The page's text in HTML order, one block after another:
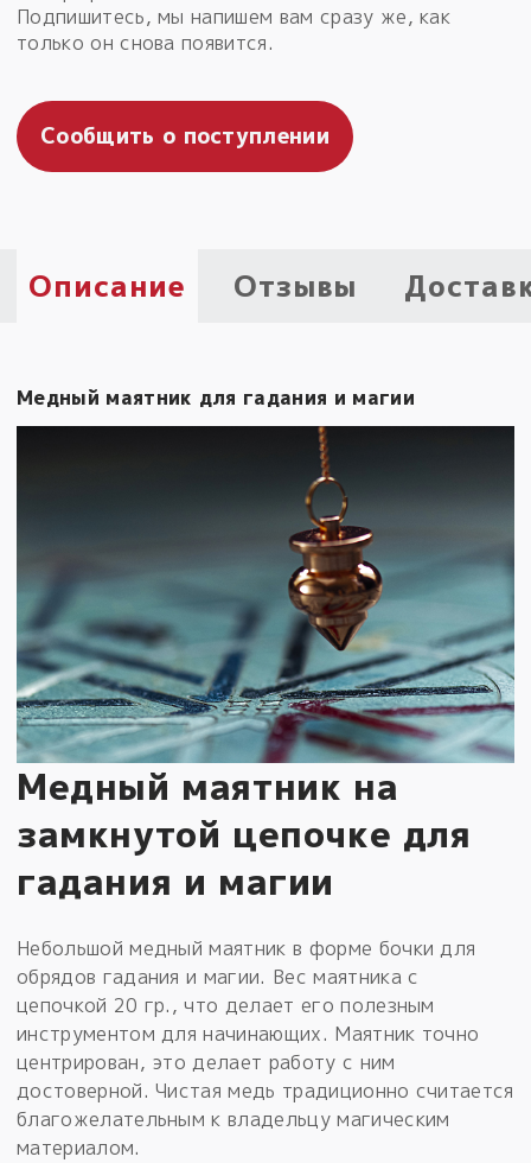
Пыльный сундучок
Товары со скидкой
Безоплатная доставка
на заказ от 4 тыс. руб. со скидкой
к заказу от 3 тыс. руб.
Подпишитесь, мы напишем вам сразу же, как
только он снова появится.
Сообщить о поступлении
Описание Отзывы
Медный маятник для гадания и магии
Медный маятник на
замкнутой цепочке для
гадания и магии
Небольшой медный маятник в форме бочки для
обрядов гадания и магии. Вес маятника с
цепочкой 20 гр., что делает его полезным
инструментом для начинающих. Маятник точно
центрирован, это делает работу с ним
достоверной. Чистая медь традиционно считается
благожелательным к владельцу магическим
материалом.